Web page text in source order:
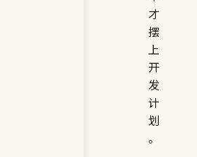
才
摆
上
开
发
计
划
。